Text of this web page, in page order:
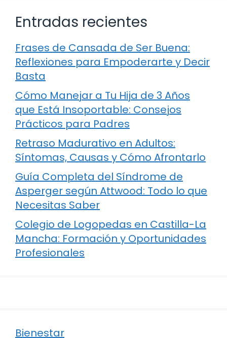
Entradas recientes
Frases de Cansada de Ser Buena:
Reflexiones para Empoderarte y Decir
Basta
Cómo Manejar a Tu Hija de 3 Años
que Está Insoportable: Consejos
Prácticos para Padres
Retraso Madurativo en Adultos:
Síntomas, Causas y Cómo Afrontarlo
Guía Completa del Síndrome de
Asperger según Attwood: Todo lo que
Necesitas Saber
Colegio de Logopedas en Castilla-La
Mancha: Formación y Oportunidades
Profesionales
Bienestar